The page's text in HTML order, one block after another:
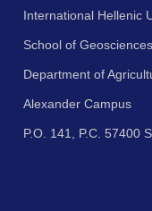
International Hellenic
School of Geosciences
Department of
Alexander Campus
P.O. 141, P.C. 57400